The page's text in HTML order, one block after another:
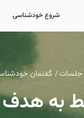
شروع خودشناسی
جلسات گفتمان
به هدف